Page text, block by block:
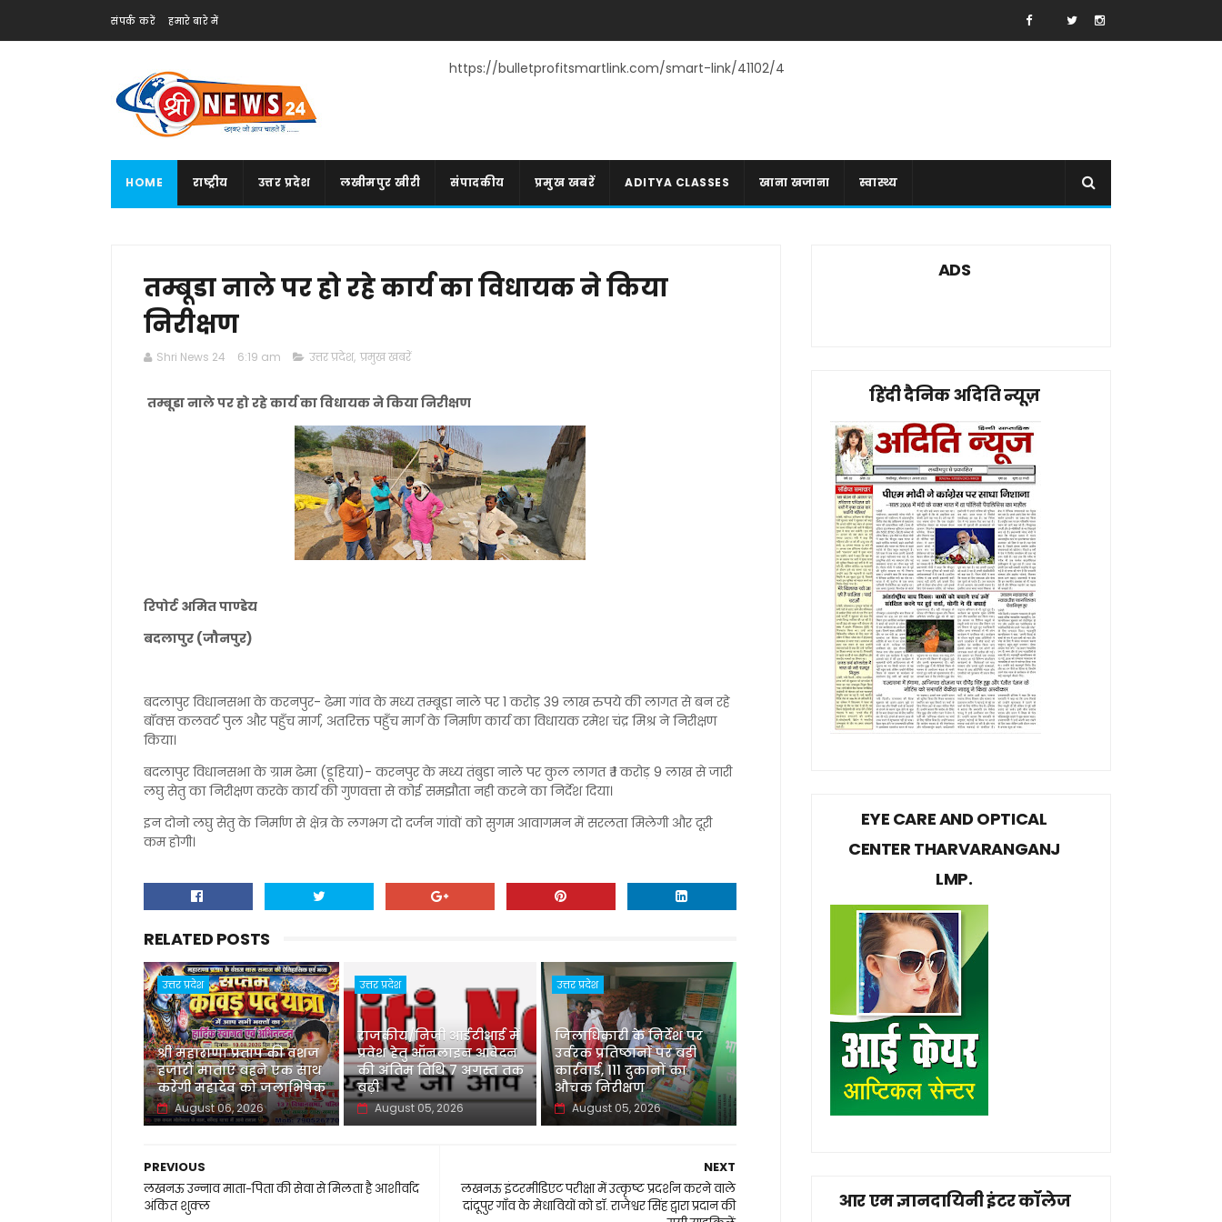
संपर्क करें हमारे बारे में
https://bulletprofitsmartlink.com/smart-link/41102/4
HOME राष्ट्रीय उत्तर प्रदेश लखीमपुर खीरी संपादकीय प्रमुख खबरें ADITYA CLASSES खाना खजाना स्वास्थ्य
तम्बूडा नाले पर हो रहे कार्य का विधायक ने किया
निरीक्षण
Shri News 24 6:19 am उत्तर प्रदेश, प्रमुख खबरें
तम्बूडा नाले पर हो रहे कार्य का विधायक ने किया निरीक्षण
रिपोर्ट अमित पाण्डेय
बदलापुर (जौनपुर)
बदलापुर विधानसभा के करनपुर- ढेमा गांव के मध्य तम्बूडा नाले पर 1 करोड़ 39 लाख रुपये की लागत से बन रहे
बॉक्स कलवर्ट पुल और पहुँच मार्ग, अतरिक्त पहुँच मार्ग के निर्माण कार्य का विधायक रमेश चंद्र मिश्र ने निरीक्षण
किया।
बदलापुर विधानसभा के ग्राम ढेमा (डूहिया)- करनपुर के मध्य तंबुडा नाले पर कुल लागत ₹ 1 करोड़ 9 लाख से जारी
लघु सेतु का निरीक्षण करके कार्य की गुणवत्ता से कोई समझौता नही करने का निर्देश दिया।
इन दोनो लघु सेतु के निर्माण से क्षेत्र के लगभग दो दर्जन गांवों को सुगम आवागमन में सरलता मिलेगी और दूरी
कम होगी।
RELATED POSTS
उत्तर प्रदेश
श्री महाराणा प्रताप की वंशज
हजारों माताएं बहने एक साथ
करेंगी महादेव को जलाभिषेक
August 06, 2026
उत्तर प्रदेश
राजकीय/निजी आईटीआई में
प्रवेश हेतु ऑनलाइन आवेदन
की अंतिम तिथि 7 अगस्त तक
बढ़ी
August 05, 2026
उत्तर प्रदेश
जिलाधिकारी के निर्देश पर
उर्वरक प्रतिष्ठानों पर बड़ी
कार्रवाई, 111 दुकानों का
औचक निरीक्षण
August 05, 2026
NEXT
लखनऊ इंटरमीडिएट परीक्षा में उत्कृष्ट प्रदर्शन करने वाले
दांदूपुर गाँव के मेधावियों को डॉ. राजेश्वर सिंह द्वारा प्रदान की
PREVIOUS
लखनऊ उन्नाव माता-पिता की सेवा से मिलता है आशीर्वाद
अंकित शुक्ल
ADS
हिंदी दैनिक अदिति न्यूज़
EYE CARE AND OPTICAL
CENTER THARVARANGANJ
LMP.
आर एम ज्ञानदायिनी इंटर कॉलेज